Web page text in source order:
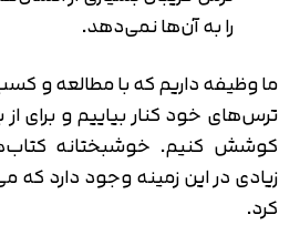
را به آن‌ها نمی‌دهد.
ما وظیفه داریم که با مطالعه و
ترس‌های خود کنار بیاییم و برای
کوشش کنیم. خوشبختانه
زیادی در این زمینه وجود دارد که
کرد.